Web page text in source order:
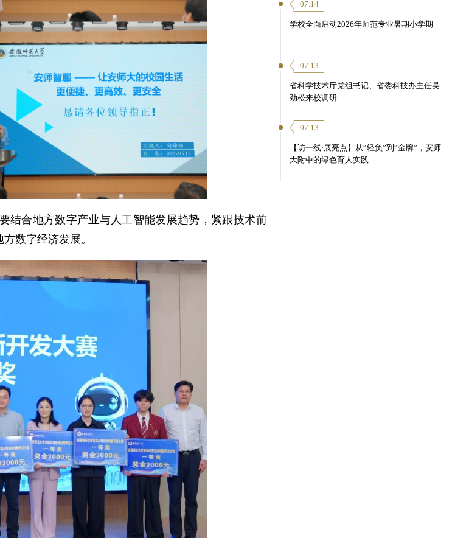
结合地方数字产业与人工智能发展趋势，紧跟技术前
数字经济发展。
07.14
学校全面启动2026年师范专业暑期小学期
07.13
省科学技术厅党组书记、省委科技办主任吴
劲松来校调研
07.13
【访一线·展亮点】从“轻负”到“金牌”，安师
大附中的绿色育人实践